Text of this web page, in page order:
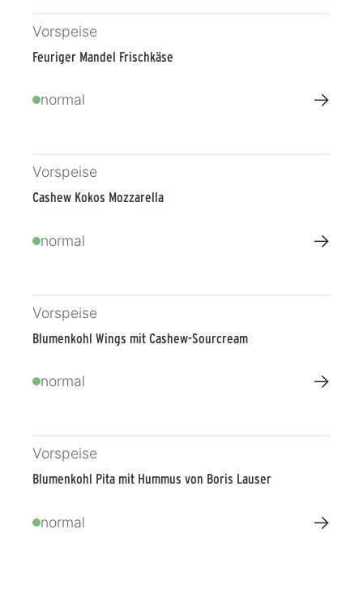
Vorspeise
Feuriger Mandel Frischkäse
normal →
Vorspeise
Cashew Kokos Mozzarella
normal →
Vorspeise
Blumenkohl Wings mit Cashew-Sourcream
normal →
Vorspeise
Blumenkohl Pita mit Hummus von Boris Lauser
normal →